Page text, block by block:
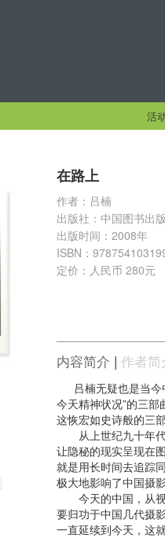
活
在路上
作者：吕楠
出版社：中国图书出
出版时间：2008年
ISBN：
定价：人民币 280元
内容简介 | 作者简
吕楠无疑也是当今
今天精神状况”的三
这恢宏如史诗般的三
从上世纪九十年代
让隐秘的现实呈现在
就是用长时间去追踪
极大地影响了中国摄
今天的中国，从视
要归功于中国几代摄
一直延续到今天，这